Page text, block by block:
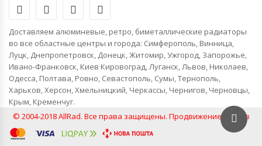
Доставляем алюминевые, ретро, биметаллические радиаторы
во все областные центры и города: Симферополь, Винница,
Луцк, Днепропетровск, Донецк, Житомир, Ужгород, Запорожье,
Ивано-Франковск, Киев Кировоград, Луганск, Львов, Николаев,
Одесса, Полтава, Ровно, Севастополь, Сумы, Тернополь,
Харьков, Херсон, Хмельницкий, Черкассы, Чернигов, Черновцы,
Крым, Кременчуг.
© 2004-2018 AllRad. Все права защищены. Продвижение сайтов